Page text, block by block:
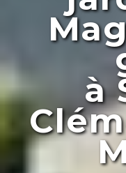
à